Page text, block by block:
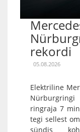
rekordi
05.08.2026
Elektriline
Nürburgringi
ringraja 7
tegi sellest
sündis